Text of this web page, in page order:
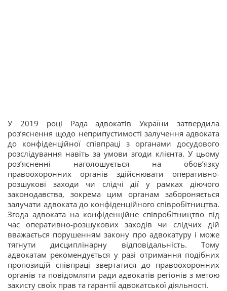
У 2019 році Рада адвокатів України затвердила
розʼяснення щодо неприпустимості залучення адвоката
до конфіденційної співпраці з органами досудового
розслідування навіть за умови згоди клієнта. У цьому
розʼясненні наголошується на обовʼязку
правоохоронних органів здійснювати оперативно-
розшукові заходи чи слідчі дії у рамках діючого
законодавства, зокрема цим органам забороняється
залучати адвоката до конфіденційного співробітництва.
Згода адвоката на конфіденційне співробітництво під
час оперативно-розшукових заходів чи слідчих дій
вважається порушенням закону про адвокатуру і може
тягнути дисциплінарну відповідальність. Тому
адвокатам рекомендується у разі отримання подібних
пропозицій співпраці звертатися до правоохоронних
органів та повідомляти ради адвокатів регіонів з метою
захисту своїх прав та гарантії адвокатської діяльності.